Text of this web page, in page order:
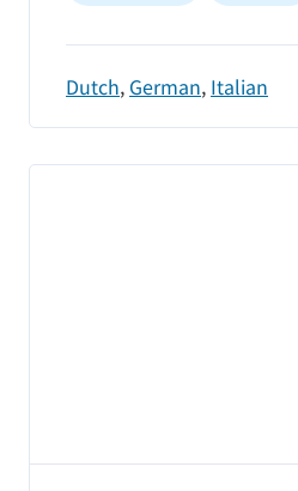
Dutch, German, Italian